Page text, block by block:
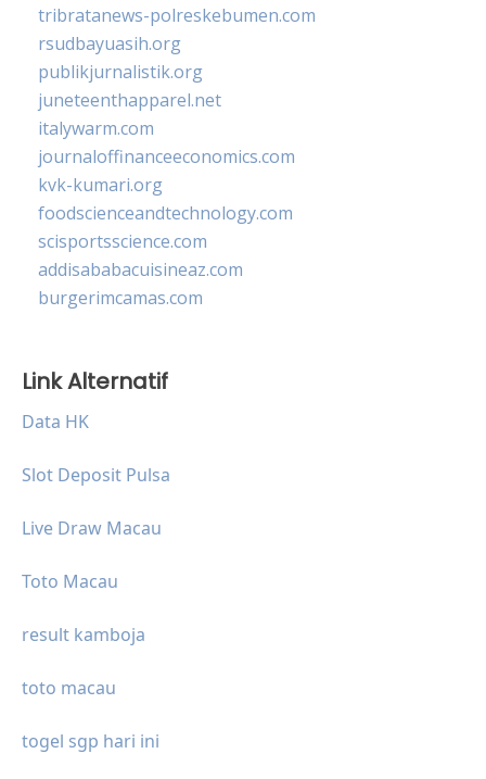
tribratanews-polreskebumen.com
rsudbayuasih.org
publikjurnalistik.org
juneteenthapparel.net
italywarm.com
journaloffinanceeconomics.com
kvk-kumari.org
foodscienceandtechnology.com
scisportsscience.com
addisababacuisineaz.com
burgerimcamas.com
Link Alternatif
Data HK
Slot Deposit Pulsa
Live Draw Macau
Toto Macau
result kamboja
toto macau
togel sgp hari ini